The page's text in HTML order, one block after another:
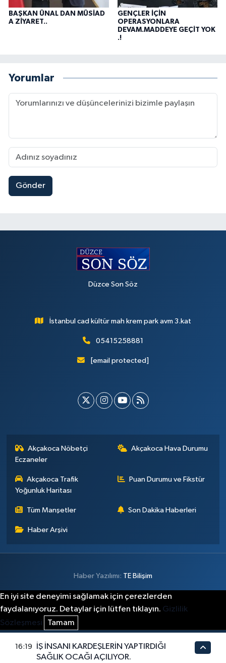
BAŞKAN ÜNAL DAN MÜSİAD
A ZİYARET..
GENÇLER İÇİN
OPERASYONLARA
DEVAM.MADDEYE GEÇİT YOK
.!
Yorumlar
Gönder
Düzce Son Söz
İstanbul cad kültür mah krem park avm 3.kat
05415258881
[email protected]
Akçakoca Nöbetçi
Eczaneler
Akçakoca Hava Durumu
Akçakoca Trafik
Yoğunluk Haritası
Puan Durumu ve Fikstür
Tüm Manşetler Son Dakika Haberleri
Haber Arşivi
Haber Yazılımı: TE Bilişim
En iyi site deneyimi sağlamak için çerezlerden
faydalanıyoruz. Detaylar için lütfen tıklayın. Gizlilik
Sözleşmesi
Tamam
16:19
İŞ İNSANI KARDEŞLERİN YAPTIRDIĞI
SAĞLIK OCAĞI AÇILIYOR.